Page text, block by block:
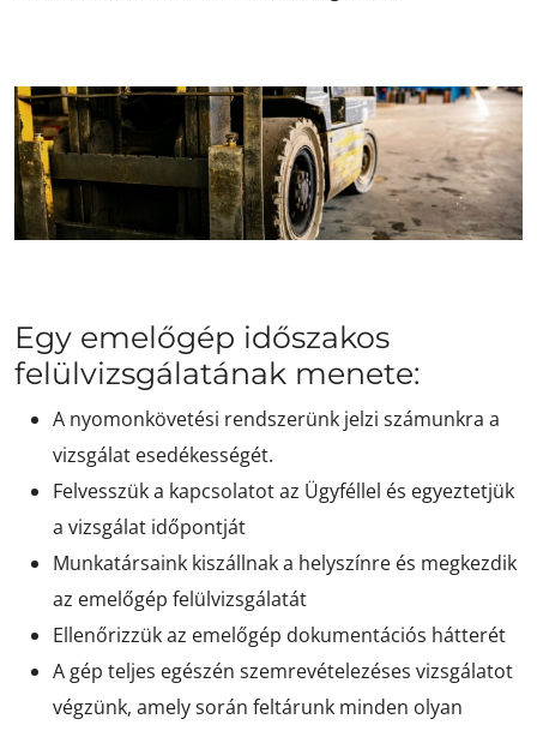
Egy emelőgép időszakos
felülvizsgálatának menete:
A nyomonkövetési rendszerünk jelzi számunkra a
vizsgálat esedékességét.
Felvesszük a kapcsolatot az Ügyféllel és egyeztetjük
a vizsgálat időpontját
Munkatársaink kiszállnak a helyszínre és megkezdik
az emelőgép felülvizsgálatát
Ellenőrizzük az emelőgép dokumentációs hátterét
A gép teljes egészén szemrevételezéses vizsgálatot
végzünk, amely során feltárunk minden olyan